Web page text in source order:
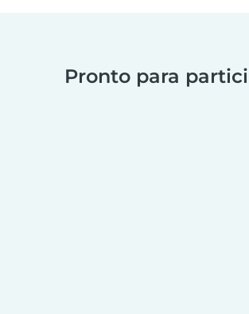
Pronto para